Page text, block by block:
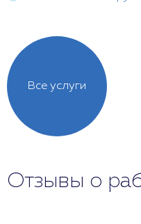
Все услуги
Отзывы о